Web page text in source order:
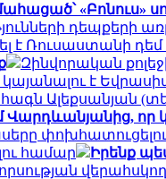
«Բոնուս»
դեպքերի
է Ռուսաստանի
Զինվորական
կայանալու է
Ալեքսանյան
Վարդևանյանից, որ
համար
Իրենք